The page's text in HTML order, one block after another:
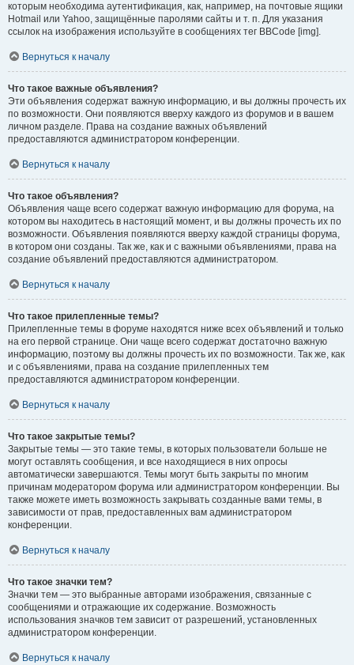
которым необходима аутентификация, как, например, на почтовые ящики
Hotmail или Yahoo, защищённые паролями сайты и т. п. Для указания
ссылок на изображения используйте в сообщениях тег BBCode [img].
Вернуться к началу
Что такое важные объявления?
Эти объявления содержат важную информацию, и вы должны прочесть их
по возможности. Они появляются вверху каждого из форумов и в вашем
личном разделе. Права на создание важных объявлений
предоставляются администратором конференции.
Вернуться к началу
Что такое объявления?
Объявления чаще всего содержат важную информацию для форума, на
котором вы находитесь в настоящий момент, и вы должны прочесть их по
возможности. Объявления появляются вверху каждой страницы форума,
в котором они созданы. Так же, как и с важными объявлениями, права на
создание объявлений предоставляются администратором.
Вернуться к началу
Что такое прилепленные темы?
Прилепленные темы в форуме находятся ниже всех объявлений и только
на его первой странице. Они чаще всего содержат достаточно важную
информацию, поэтому вы должны прочесть их по возможности. Так же, как
и с объявлениями, права на создание прилепленных тем
предоставляются администратором конференции.
Вернуться к началу
Что такое закрытые темы?
Закрытые темы — это такие темы, в которых пользователи больше не
могут оставлять сообщения, и все находящиеся в них опросы
автоматически завершаются. Темы могут быть закрыты по многим
причинам модератором форума или администратором конференции. Вы
также можете иметь возможность закрывать созданные вами темы, в
зависимости от прав, предоставленных вам администратором
конференции.
Вернуться к началу
Что такое значки тем?
Значки тем — это выбранные авторами изображения, связанные с
сообщениями и отражающие их содержание. Возможность
использования значков тем зависит от разрешений, установленных
администратором конференции.
Вернуться к началу